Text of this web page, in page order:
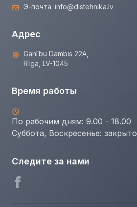
Э-почта: info@distehnika.lv
Адрес
Ganību Dambis 22A,
Rīga, LV-1045
Время работы
По рабочим дням: 9.00 - 18.00
Суббота, Воскресенье: закрыто
Следите за нами